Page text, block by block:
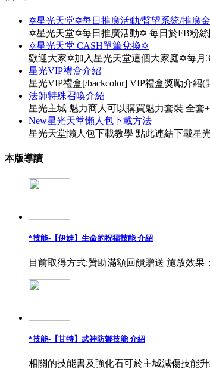
✡星光天堂✡每日推廣活動/聲望系統/推廣金
✡星光天堂✡每日推廣活動✡ 每日於FB粉
✡星光天堂 CASH單筆兌換✡
歡迎大家✡加入星光天堂這個大家庭✡每月
星光VIP禮盒介紹
星光VIP禮盒[/backcolor] VIP禮盒獎勵介紹
法師特殊召喚介紹
星光主城 魅力商人可以購買魅力套裝 全套
New星光天堂懶人包下載方法
星光天堂懶人包下載教學 點此連結下載星
本版導讀
*技能-【伊娃】生命的祝福技能 介紹
目前取得方式:贊助滿額回饋贈送 施放效果
*技能-【甘特】武神防禦技能 介紹
相關的技能書及強化石可於主城減傷技能